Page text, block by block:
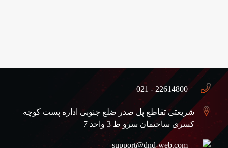
22614800 - 021
شریعتی تقاطع پل صدر ضلع جنوبی اداره پست کوچه
کسری ساختمان سرو ط 3 واحد 7
support@dnd-web.com